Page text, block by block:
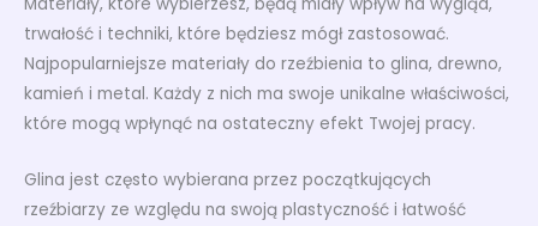
trwałość i techniki, które będziesz mógł zastosować.
Najpopularniejsze materiały do rzeźbienia to glina, drewno,
kamień i metal. Każdy z nich ma swoje unikalne właściwości,
które mogą wpłynąć na ostateczny efekt Twojej pracy.
Glina jest często wybierana przez początkujących
rzeźbiarzy ze względu na swoją plastyczność i łatwość